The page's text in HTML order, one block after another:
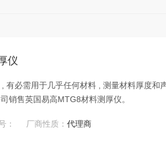
仪
有必需用于几乎任何材料 , 测量材料厚度和
销售英国易高MTG8材料测厚仪。
： 厂商性质：代理商